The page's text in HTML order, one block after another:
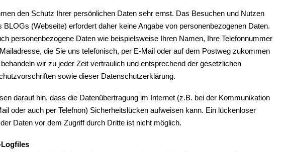
den Schutz Ihrer persönlichen Daten sehr ernst. Das Besuchen und Nutzen
BLOGs (Webseite) erfordert daher keine Angabe von personenbezogenen Daten.
personenbezogene Daten wie beispielsweise Ihren Namen, Ihre Telefonnummer
die Sie uns telefonisch, per E-Mail oder auf dem Postweg zukommen
wir zu jeder Zeit vertraulich und entsprechend der gesetzlichen
sowie dieser Datenschutzerklärung.
darauf hin, dass die Datenübertragung im Internet (z.B. bei der Kommunikation
oder auch per Telefnon) Sicherheitslücken aufweisen kann. Ein lückenloser
Daten vor dem Zugriff durch Dritte ist nicht möglich.